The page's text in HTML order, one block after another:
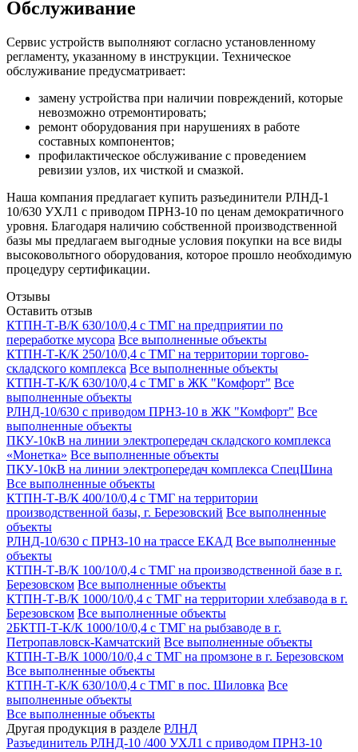
Обслуживание
Сервис устройств выполняют согласно установленному
регламенту, указанному в инструкции. Техническое
обслуживание предусматривает:
замену устройства при наличии повреждений, которые
невозможно отремонтировать;
ремонт оборудования при нарушениях в работе
составных компонентов;
профилактическое обслуживание с проведением
ревизии узлов, их чисткой и смазкой.
Наша компания предлагает купить разъединители РЛНД-1
10/630 УХЛ1 с приводом ПРНЗ-10 по ценам демократичного
уровня. Благодаря наличию собственной производственной
базы мы предлагаем выгодные условия покупки на все виды
высоковольтного оборудования, которое прошло необходимую
процедуру сертификации.
Отзывы
Оставить отзыв
КТПН-Т-В/К 630/10/0,4 с ТМГ на предприятии по
переработке мусора Все выполненные объекты
КТПН-Т-К/К 250/10/0,4 с ТМГ на территории торгово-
складского комплекса Все выполненные объекты
КТПН-Т-К/К 630/10/0,4 с ТМГ в ЖК "Комфорт" Все
выполненные объекты
РЛНД-10/630 с приводом ПРНЗ-10 в ЖК "Комфорт" Все
выполненные объекты
ПКУ-10кВ на линии электропередач складского комплекса
«Монетка» Все выполненные объекты
ПКУ-10кВ на линии электропередач комплекса СпецШина
Все выполненные объекты
КТПН-Т-В/К 400/10/0,4 с ТМГ на территории
производственной базы, г. Березовский Все выполненные
объекты
РЛНД-10/630 с ПРНЗ-10 на трассе ЕКАД Все выполненные
объекты
КТПН-Т-В/К 100/10/0,4 с ТМГ на производственной базе в г.
Березовском Все выполненные объекты
КТПН-Т-В/К 1000/10/0,4 с ТМГ на территории хлебзавода в г.
Березовском Все выполненные объекты
2БКТП-Т-К/К 1000/10/0,4 с ТМГ на рыбзаводе в г.
Петропавловск-Камчатский Все выполненные объекты
КТПН-Т-В/К 1000/10/0,4 с ТМГ на промзоне в г. Березовском
Все выполненные объекты
КТПН-Т-К/К 630/10/0,4 с ТМГ в пос. Шиловка Все
выполненные объекты
Все выполненные объекты
Другая продукция в разделе РЛНД
Разъединитель РЛНД-10 /400 УХЛ1 с приводом ПРНЗ-10